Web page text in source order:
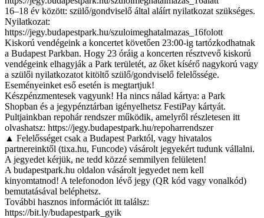
16–18 év között: szülő/gondviselő által aláírt nyilatkozat szükséges.
Nyilatkozat:
https://jegy.budapestpark.hu/szuloimeghatalmazas_16folott
Kiskorú vendégeink a koncertet követően 23:00-ig tartózkodhatnak
a Budapest Parkban. Hogy 23 óráig a koncerten résztvevő kiskorú
vendégeink elhagyják a Park területét, az őket kísérő nagykorú vagy
a szülői nyilatkozatot kitöltő szülő/gondviselő felelőssége.
Eseményeinket eső esetén is megtartjuk!
Készpénzmentesek vagyunk! Ha nincs nálad kártya: a Park
Shopban és a jegypénztárban igényelhetsz FestiPay kártyát.
Pultjainkban repohár rendszer működik, amelyről részletesen itt
olvashatsz: https://jegy.budapestpark.hu/repoharrendszer
▲ Felelősséget csak a Budapest Parktól, vagy hivatalos
partnereinktől (tixa.hu, Funcode) vásárolt jegyekért tudunk vállalni.
A jegyedet kérjük, ne tedd közzé semmilyen felületen!
A budapestpark.hu oldalon vásárolt jegyedet nem kell
kinyomtatnod! A telefonodon lévő jegy (QR kód vagy vonalkód)
bemutatásával beléphetsz.
További hasznos információt itt találsz:
https://bit.ly/budapestpark_gyik